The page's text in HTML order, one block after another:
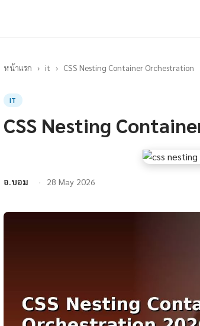
หน้าแรก › it › CSS Nesting Container Orchestration
IT
CSS Nesting
อ.บอม 28 May 2026